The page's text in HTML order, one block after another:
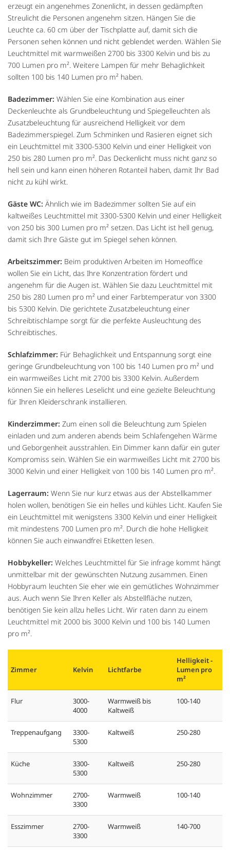
erzeugt ein angenehmes Zonenlicht, in dessen gedämpften
Streulicht die Personen angenehm sitzen. Hängen Sie die
Leuchte ca. 60 cm über der Tischplatte auf, damit sich die
Personen sehen können und nicht geblendet werden. Wählen Sie
Leuchtmittel mit warmweißen 2700 bis 3300 Kelvin und bis zu
700 Lumen pro m². Weitere Lampen für mehr Behaglichkeit
sollten 100 bis 140 Lumen pro m² haben.
Badezimmer: Wählen Sie eine Kombination aus einer
Deckenleuchte als Grundbeleuchtung und Spiegelleuchten als
Zusatzbeleuchtung für ausreichend Helligkeit vor dem
Badezimmerspiegel. Zum Schminken und Rasieren eignet sich
ein Leuchtmittel mit 3300-5300 Kelvin und einer Helligkeit von
250 bis 280 Lumen pro m². Das Deckenlicht muss nicht ganz so
hell sein und kann einen höheren Rotanteil haben, damit Ihr Bad
nicht zu kühl wirkt.
Gäste WC: Ähnlich wie im Badezimmer sollten Sie auf ein
kaltweißes Leuchtmittel mit 3300-5300 Kelvin und einer Helligkeit
von 250 bis 300 Lumen pro m² setzen. Das Licht ist hell genug,
damit sich Ihre Gäste gut im Spiegel sehen können.
Arbeitszimmer: Beim produktiven Arbeiten im Homeoffice
wollen Sie ein Licht, das Ihre Konzentration fördert und
angenehm für die Augen ist. Wählen Sie dazu Leuchtmittel mit
250 bis 280 Lumen pro m² und einer Farbtemperatur von 3300
bis 5300 Kelvin. Die gerichtete Zusatzbeleuchtung einer
Schreibtischlampe sorgt für die perfekte Ausleuchtung des
Schreibtisches.
Schlafzimmer: Für Behaglichkeit und Entspannung sorgt eine
geringe Grundbeleuchtung von 100 bis 140 Lumen pro m² und
ein warmweißes Licht mit 2700 bis 3300 Kelvin. Außerdem
können Sie ein helleres Leselicht und eine gezielte Beleuchtung
für Ihren Kleiderschrank installieren.
Kinderzimmer: Zum einen soll die Beleuchtung zum Spielen
einladen und zum anderen abends beim Schlafengehen Wärme
und Geborgenheit ausstrahlen. Ein Dimmer kann dafür ein guter
Kompromiss sein. Wählen Sie ein warmweißes Licht mit 2700 bis
3000 Kelvin und einer Helligkeit von 100 bis 140 Lumen pro m².
Lagerraum: Wenn Sie nur kurz etwas aus der Abstellkammer
holen wollen, benötigen Sie ein helles und kühles Licht. Kaufen Sie
ein Leuchtmittel mit wenigstens 3300 Kelvin und einer Helligkeit
mit mindestens 700 Lumen pro m². Durch die hohe Helligkeit
können Sie auch einwandfrei Etiketten lesen.
Hobbykeller: Welches Leuchtmittel für Sie infrage kommt hängt
unmittelbar mit der gewünschten Nutzung zusammen. Einen
Hobbyraum leuchten Sie eher wie ein gemütliches Wohnzimmer
aus. Auch wenn Sie Ihren Keller als Abstellfläche nutzen,
benötigen Sie kein allzu helles Licht. Wir raten dann zu einem
Leuchtmittel mit 2000 bis 3000 Kelvin und 100 bis 140 Lumen
pro m².
Zimmer Kelvin Lichtfarbe
Helligkeit -
Lumen pro
m²
Flur
3000-
4000
Warmweiß bis
Kaltweiß
100-140
Treppenaufgang
3300-
5300
Kaltweiß 250-280
Küche
3300-
5300
Kaltweiß 250-280
Wohnzimmer
2700-
3300
Warmweiß 100-140
Esszimmer
2700-
3300
Warmweiß 140-700